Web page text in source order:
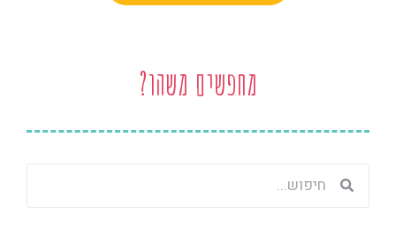
מחפשים משהו?
חיפוש